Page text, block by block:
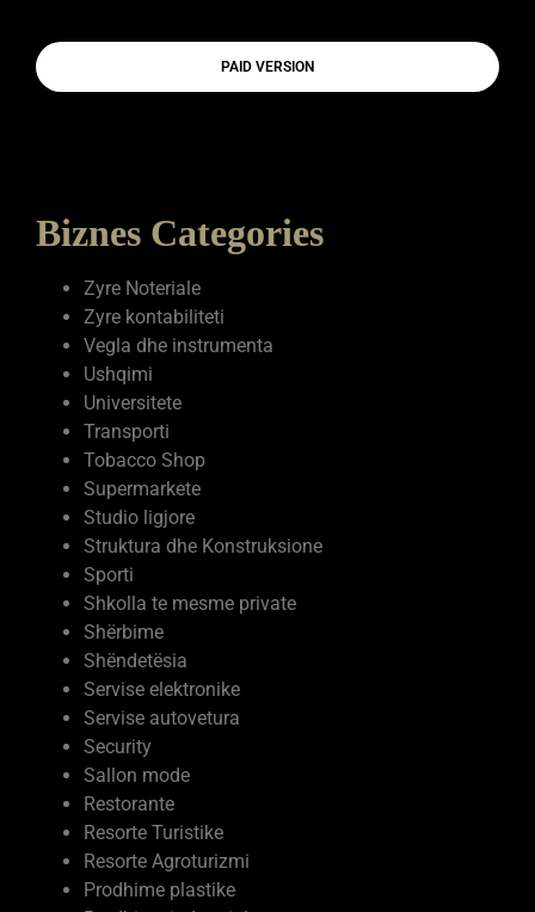
Biznes Categories
Zyre Noteriale
Zyre kontabiliteti
Vegla dhe instrumenta
Ushqimi
Universitete
Transporti
Tobacco Shop
Supermarkete
Studio ligjore
Struktura dhe Konstruksione
Sporti
Shkolla te mesme private
Shërbime
Shëndetësia
Servise elektronike
Servise autovetura
Security
Sallon mode
Restorante
Resorte Turistike